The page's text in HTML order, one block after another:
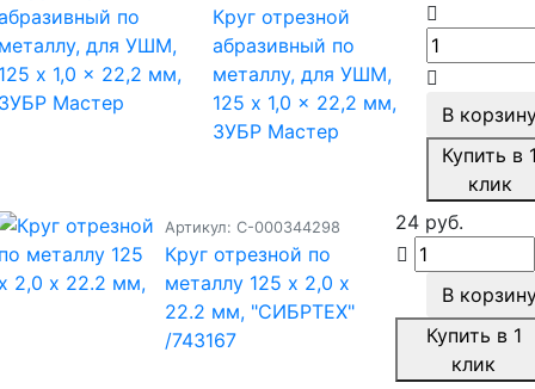
Круг отрезной
абразивный по
металлу, для УШМ,
125 x 1,0 x 22,2 мм,
ЗУБР Мастер
В
Купить в
клик
Артикул: С-000344298
Круг отрезной по
металлу 125 х 2,0 х
22.2 мм, "СИБРТЕХ"
/743167
24 руб.
В
Купить в 1
клик